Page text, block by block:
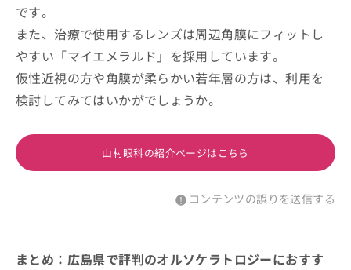
です。
また、治療で使用するレンズは周辺角膜にフィットし
やすい「マイエメラルド」を採用しています。
仮性近視の方や角膜が柔らかい若年層の方は、利用を
検討してみてはいかがでしょうか。
山村眼科の紹介ページはこちら
コンテンツの誤りを送信する
まとめ：広島県で評判のオルソケラトロジーにおすす